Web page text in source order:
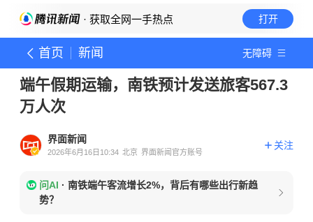
· 获取全网一手热点 打开
首页 新闻 无障碍
端午假期运输，南铁预计发送旅客567.3
万人次
界面新闻
2026年6月16日10:34 北京 界面新闻官方账号
关注
问AI · 南铁端午客流增长2%，背后有哪些出行新趋
势？